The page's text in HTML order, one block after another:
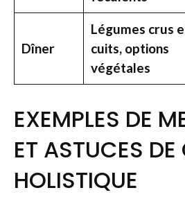
Dîner
Légumes crus
cuits, options
végétales
EXEMPLES DE
ET ASTUCES DE
HOLISTIQUE